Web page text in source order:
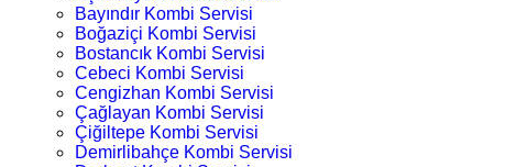
Bayındır Kombi Servisi
Boğaziçi Kombi Servisi
Bostancık Kombi Servisi
Cebeci Kombi Servisi
Cengizhan Kombi Servisi
Çağlayan Kombi Servisi
Çiğiltepe Kombi Servisi
Demirlibahçe Kombi Servisi